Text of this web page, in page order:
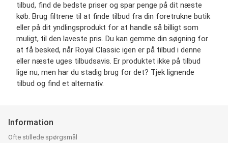
tilbud, find de bedste priser og spar penge på dit næste
køb. Brug filtrene til at finde tilbud fra din foretrukne butik
eller på dit yndlingsprodukt for at handle så billigt som
muligt, til den laveste pris. Du kan gemme din søgning for
at få besked, når Royal Classic igen er på tilbud i denne
eller næste uges tilbudsavis. Er produktet ikke på tilbud
lige nu, men har du stadig brug for det? Tjek lignende
tilbud og find et alternativ.
Information
Ofte stillede spørgsmål